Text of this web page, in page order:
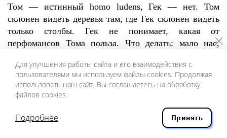
Том — истинный homo ludens, Гек — нет. Том
склонен видеть деревья там, где Гек склонен видеть
только столбы. Гек не понимает, какая от
перфомансов Тома польза. Что делать: мало нас,
пользой. И все равно Геку нравится. Так ведь и
Санчо тоже нравится.
Том называет не разделяющего его энтузиазм
ситуации Дон Кихот своего слугу едва не убил —
Санчо увернулся от его копья, яко Давид от копья
Для улучшения работы сайта и его взаимодействия с
пользователями мы используем файлы cookies. Продолжая
использовать наш сайт, Вы соглашаетесь на обработку
файлов cookies.
Подробнее Принять